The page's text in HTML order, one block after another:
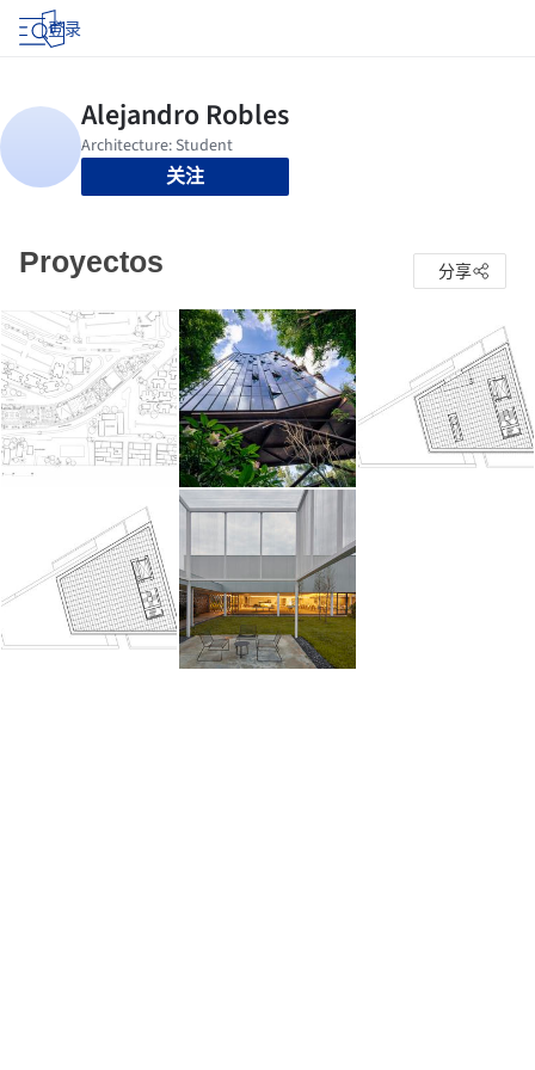
登录
关注
Proyectos 分享